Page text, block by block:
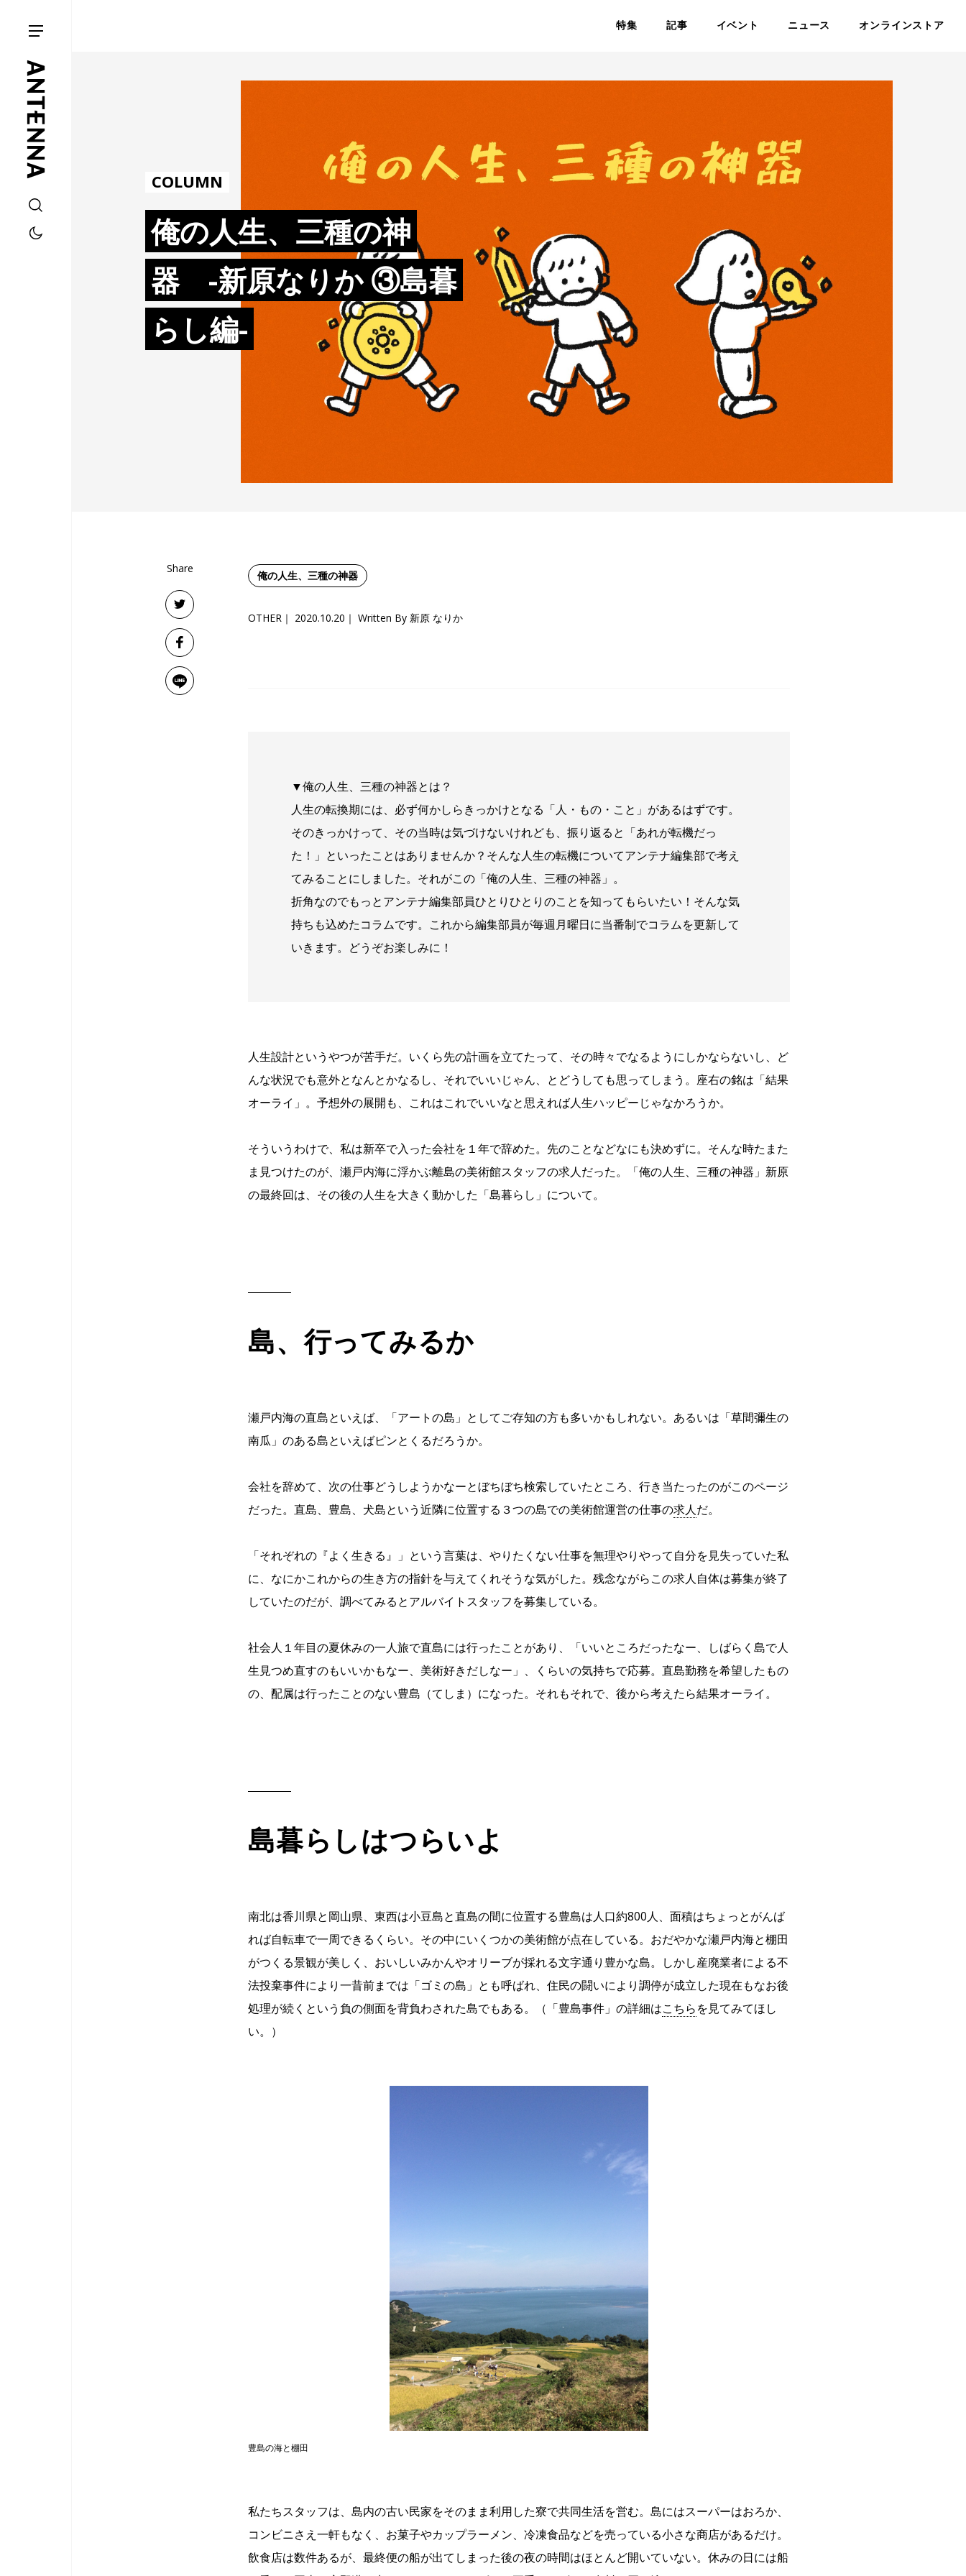
特集 記事 イベント ニュース オンラインストア
COLUMN
俺の人生、三種の神
器 -新原なりか ③島暮
らし編-
Share
俺の人生、三種の神器
OTHER 2020.10.20 Written By 新原 なりか
▼俺の人生、三種の神器とは？
人生の転換期には、必ず何かしらきっかけとなる「人・もの・こと」があるはずです。
そのきっかけって、その当時は気づけないけれども、振り返ると「あれが転機だっ
た！」といったことはありませんか？そんな人生の転機についてアンテナ編集部で考え
てみることにしました。それがこの「俺の人生、三種の神器」。
折角なのでもっとアンテナ編集部員ひとりひとりのことを知ってもらいたい！そんな気
持ちも込めたコラムです。これから編集部員が毎週月曜日に当番制でコラムを更新して
いきます。どうぞお楽しみに！
人生設計というやつが苦手だ。いくら先の計画を立てたって、その時々でなるようにしかならないし、ど
んな状況でも意外となんとかなるし、それでいいじゃん、とどうしても思ってしまう。座右の銘は「結果
オーライ」。予想外の展開も、これはこれでいいなと思えれば人生ハッピーじゃなかろうか。
そういうわけで、私は新卒で入った会社を１年で辞めた。先のことなどなにも決めずに。そんな時たまた
ま見つけたのが、瀬戸内海に浮かぶ離島の美術館スタッフの求人だった。「俺の人生、三種の神器」新原
の最終回は、その後の人生を大きく動かした「島暮らし」について。
島、行ってみるか
瀬戸内海の直島といえば、「アートの島」としてご存知の方も多いかもしれない。あるいは「草間彌生の
南瓜」のある島といえばピンとくるだろうか。
会社を辞めて、次の仕事どうしようかなーとぼちぼち検索していたところ、行き当たったのがこのページ
だった。直島、豊島、犬島という近隣に位置する３つの島での美術館運営の仕事の求人だ。
「それぞれの『よく生きる』」という言葉は、やりたくない仕事を無理やりやって自分を見失っていた私
に、なにかこれからの生き方の指針を与えてくれそうな気がした。残念ながらこの求人自体は募集が終了
していたのだが、調べてみるとアルバイトスタッフを募集している。
社会人１年目の夏休みの一人旅で直島には行ったことがあり、「いいところだったなー、しばらく島で人
生見つめ直すのもいいかもなー、美術好きだしなー」、くらいの気持ちで応募。直島勤務を希望したもの
の、配属は行ったことのない豊島（てしま）になった。それもそれで、後から考えたら結果オーライ。
島暮らしはつらいよ
南北は香川県と岡山県、東西は小豆島と直島の間に位置する豊島は人口約800人、面積はちょっとがんば
れば自転車で一周できるくらい。その中にいくつかの美術館が点在している。おだやかな瀬戸内海と棚田
がつくる景観が美しく、おいしいみかんやオリーブが採れる文字通り豊かな島。しかし産廃業者による不
法投棄事件により一昔前までは「ゴミの島」とも呼ばれ、住民の闘いにより調停が成立した現在もなお後
処理が続くという負の側面を背負わされた島でもある。（「豊島事件」の詳細はこちらを見てみてほし
い。）
豊島の海と棚田
私たちスタッフは、島内の古い民家をそのまま利用した寮で共同生活を営む。島にはスーパーはおろか、
コンビニさえ一軒もなく、お菓子やカップラーメン、冷凍食品などを売っている小さな商店があるだけ。
飲食店は数件あるが、最終便の船が出てしまった後の夜の時間はほとんど開いていない。休みの日には船